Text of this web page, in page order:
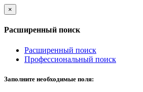
×
Расширенный поиск
Расширенный поиск
Профессиональный поиск
Заполните необходимые поля: